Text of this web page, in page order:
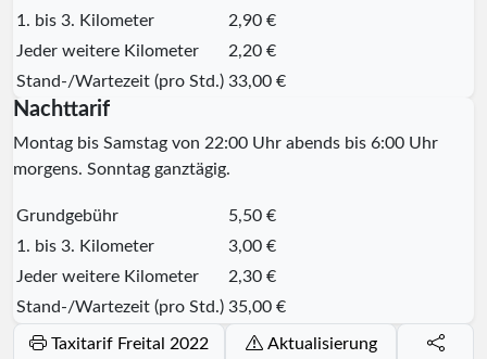
1. bis 3. Kilometer
2,90 €
Jeder weitere Kilometer
2,20 €
Stand-/Wartezeit (pro Std.) 33,00 €
Nachttarif
Montag bis Samstag von 22:00 Uhr abends bis 6:00 Uhr
morgens. Sonntag ganztägig.
Grundgebühr
5,50 €
1. bis 3. Kilometer
3,00 €
Jeder weitere Kilometer
2,30 €
Stand-/Wartezeit (pro Std.) 35,00 €
Taxitarif Freital 2022
Aktualisierung